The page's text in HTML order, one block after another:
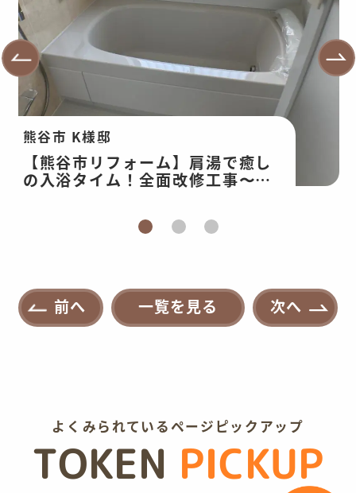
熊谷市 K様邸
【熊谷市リフォーム】肩湯で癒し
の入浴タイム！全面改修工事〜ユ
前へ 一覧を見る 次へ
よくみられているページピックアップ
TOKEN PICKUP